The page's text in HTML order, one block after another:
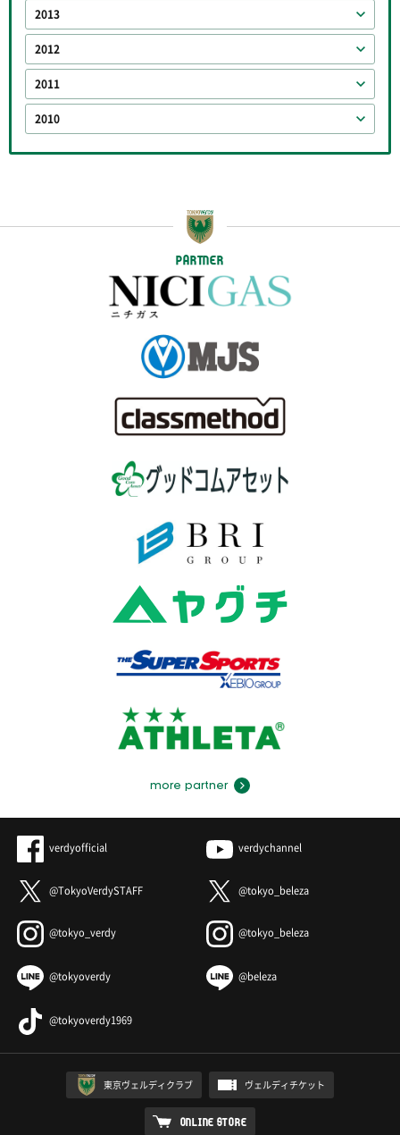
2013
2012
2011
2010
PARTNER
more partner
verdyofficial verdychannel
@TokyoVerdySTAFF @tokyo_beleza
@tokyo_verdy @tokyo_beleza
@tokyoverdy @beleza
@tokyoverdy1969
東京ヴェルディクラブ ヴェルディチケット
ONLINE STORE